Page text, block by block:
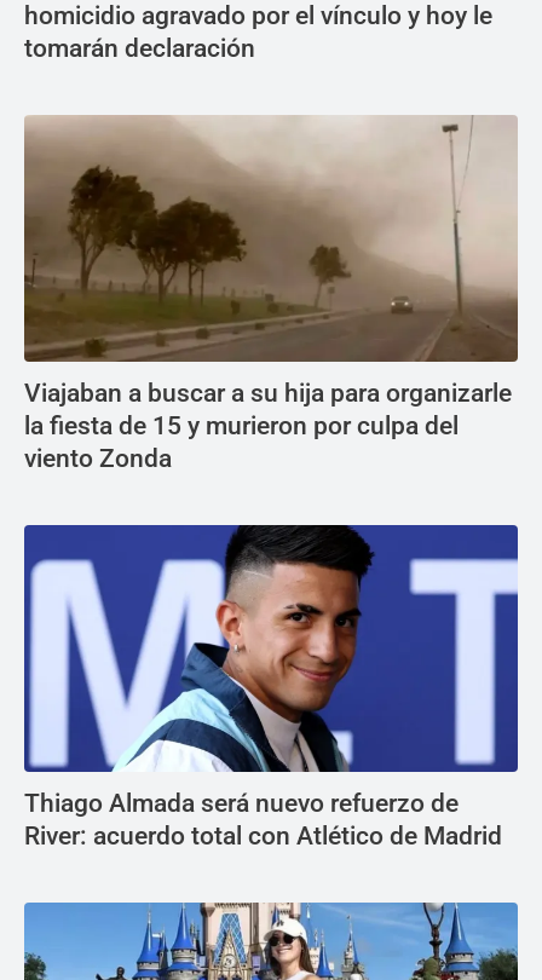
homicidio agravado por el vínculo y hoy le
tomarán declaración
Viajaban a buscar a su hija para organizarle
la fiesta de 15 y murieron por culpa del
viento Zonda
Thiago Almada será nuevo refuerzo de
River: acuerdo total con Atlético de Madrid